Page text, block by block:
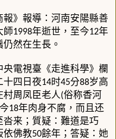
報》報導：河南安陽縣善
師1998年逝世，至今12年
然在生長。
央電視臺《走進科學》欄
十四日夜14时45分88岁高
周凤臣老人(俗称香河
18年肉身不腐，而且还
来；質疑：難道是巧
依佛教50餘年；答疑：她